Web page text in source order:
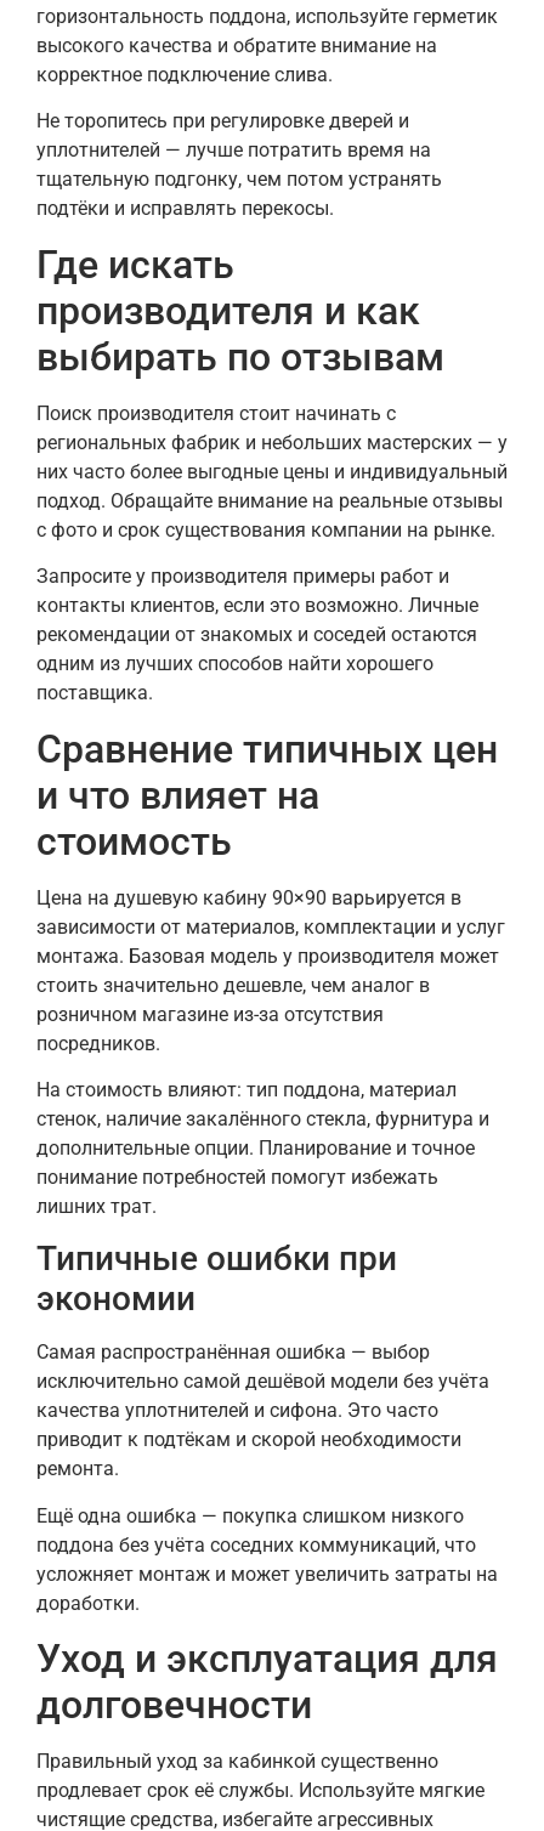
горизонтальность поддона, используйте герметик
высокого качества и обратите внимание на
корректное подключение слива.
Не торопитесь при регулировке дверей и
уплотнителей — лучше потратить время на
тщательную подгонку, чем потом устранять
подтёки и исправлять перекосы.
Где искать
производителя и как
выбирать по отзывам
Поиск производителя стоит начинать с
региональных фабрик и небольших мастерских — у
них часто более выгодные цены и индивидуальный
подход. Обращайте внимание на реальные отзывы
с фото и срок существования компании на рынке.
Запросите у производителя примеры работ и
контакты клиентов, если это возможно. Личные
рекомендации от знакомых и соседей остаются
одним из лучших способов найти хорошего
поставщика.
Сравнение типичных цен
и что влияет на
стоимость
Цена на душевую кабину 90×90 варьируется в
зависимости от материалов, комплектации и услуг
монтажа. Базовая модель у производителя может
стоить значительно дешевле, чем аналог в
розничном магазине из-за отсутствия
посредников.
На стоимость влияют: тип поддона, материал
стенок, наличие закалённого стекла, фурнитура и
дополнительные опции. Планирование и точное
понимание потребностей помогут избежать
лишних трат.
Типичные ошибки при
экономии
Самая распространённая ошибка — выбор
исключительно самой дешёвой модели без учёта
качества уплотнителей и сифона. Это часто
приводит к подтёкам и скорой необходимости
ремонта.
Ещё одна ошибка — покупка слишком низкого
поддона без учёта соседних коммуникаций, что
усложняет монтаж и может увеличить затраты на
доработки.
Уход и эксплуатация для
долговечности
Правильный уход за кабинкой существенно
продлевает срок её службы. Используйте мягкие
чистящие средства, избегайте агрессивных